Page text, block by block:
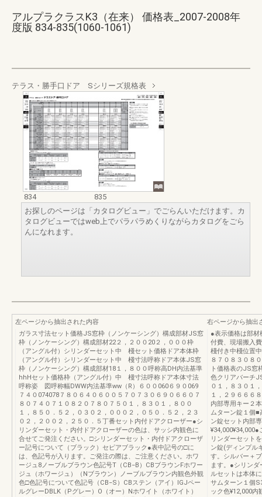
アルプラクラスK3（在来） 価格表_2007-2008年
度版 834-835(1060-1061)
テラス・勝手口ドア Sシリーズ規格表
834
835
お探しのページは「カタログビュー」でごらんいただけます。カ
タログビューではweb上でパラパラめくりながらカタログをごら
んになれます。
左ページから抽出された内容
ガラス寸法セット価格JS窓枠（ノンケーシング）構成部材JS窓
枠（ノンケーシング）構成部材22２，２００20２，０００枠
（アングル付）シリンダーセット中 棧セット価格ドア本体枠
（アングル付）シリンダーセット中 棧寸法呼称ドア本体JS窓
枠（ノンケーシング）構成部材18１，８００呼称高DH内法基準
hhHセット価格枠（アングル付）中 棧寸法呼称ドア本体寸法
呼称姿 図呼称幅DWW内法基準ww（R）６００060６９０069
７４０074078７８０６４０６００５７０７３０６９０６６０７
８０７４０７１０８２０７８０７５０１，８３０１，８００
１，８５０．５２，０３０２，０００２，０５０．５２，２３
０２，２００２，２５０．５丁番セット内付ドアクローザー●シ
リンダーセット・内付ドアクローザーの色は、サッシ内観色に
合せてご発注ください。□シリンダーセット・内付ドアクローザ
ー記号について（ブラック）セピアブラック●表中記号の□に
は、色記号が入ります。ご発注の際は、ご注意ください。ホワ
ージュ8ノーブルブラウン色記号T（CB−B）CBブラウンFホワー
ジュ（ホワージュ）（Nブラウン）ノーブルブラウン内観色外観
色□色記号について色記号（CB−S）CBステン（アイ）IGJペー
ルグレーDBLK（Pグレー）O（オー）Nホワイト（ホワイト）
右ページから抽出
●表示価格は部材
付費、現場搬入
棧付き中棧位置
８７０８３０８
ト価格表のJS窓
色クリアバーチ
０１，８３０１
１，２９６６６
内部専用キー２
ムターン錠１個■
ン錠セット内部
リンダーセット
ン錠(ディンプル
す。シルバー＋
ます。●シリン
ルセットは本体
サムターン１個
ック色¥12,000